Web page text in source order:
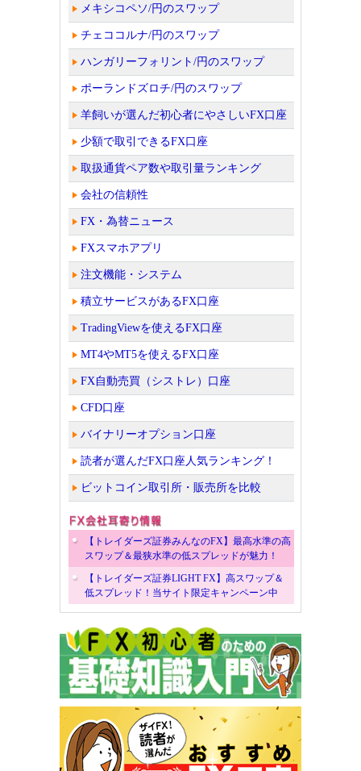
メキシコペソ/円のスワップ
チェココルナ/円のスワップ
ハンガリーフォリント/円のスワップ
ポーランドズロチ/円のスワップ
羊飼いが選んだ初心者にやさしいFX口座
少額で取引できるFX口座
取扱通貨ペア数や取引量ランキング
会社の信頼性
FX・為替ニュース
FXスマホアプリ
注文機能・システム
積立サービスがあるFX口座
TradingViewを使えるFX口座
MT4やMT5を使えるFX口座
FX自動売買（シストレ）口座
CFD口座
バイナリーオプション口座
読者が選んだFX口座人気ランキング！
ビットコイン取引所・販売所を比較
【トレイダーズ証券みんなのFX】最高水準の高
スワップ＆最狭水準の低スプレッドが魅力！
【トレイダーズ証券LIGHT FX】高スワップ＆
低スプレッド！当サイト限定キャンペーン中